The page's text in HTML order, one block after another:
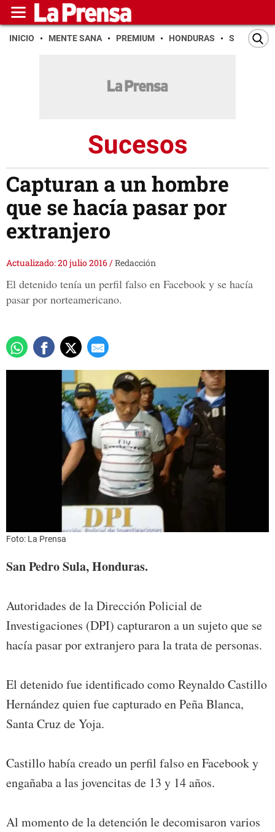
INICIO MENTE SANA PREMIUM HONDURAS SAN PEDRO
Sucesos
Capturan a un hombre
que se hacía pasar por
extranjero
Actualizado: 20 julio 2016/Redacción
El detenido tenía un perfil falso en Facebook y se hacía
pasar por norteamericano.
Foto: La Prensa
San Pedro Sula, Honduras.
Autoridades de la Dirección Policial de
Investigaciones (DPI) capturaron a un sujeto que se
hacía pasar por extranjero para la trata de personas.
El detenido fue identificado como Reynaldo Castillo
Hernández quien fue capturado en Peña Blanca,
Santa Cruz de Yoja.
Castillo había creado un perfil falso en Facebook y
engañaba a las jovencitas de 13 y 14 años.
Al momento de la detención le decomisaron varios